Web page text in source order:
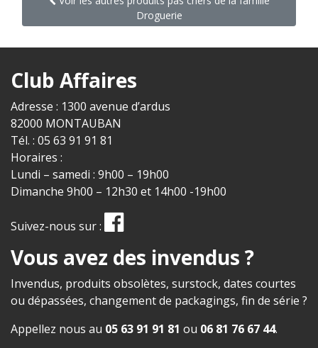
Droguerie
Club Affaires
Adresse : 1300 avenue d’ardus
82000 MONTAUBAN
Tél. : 05 63 91 91 81
Horaires :
Lundi – samedi : 9h00 – 19h00
Dimanche 9h00 – 12h30 et 14h00 -19h00
Suivez-nous sur :
Vous avez des invendus ?
Invendus, produits obsolètes, surstock, dates courtes
ou dépassées, changement de packagings, fin de série ?
Appellez nous au 05 63 91 91 81 ou 06 81 76 67 44.